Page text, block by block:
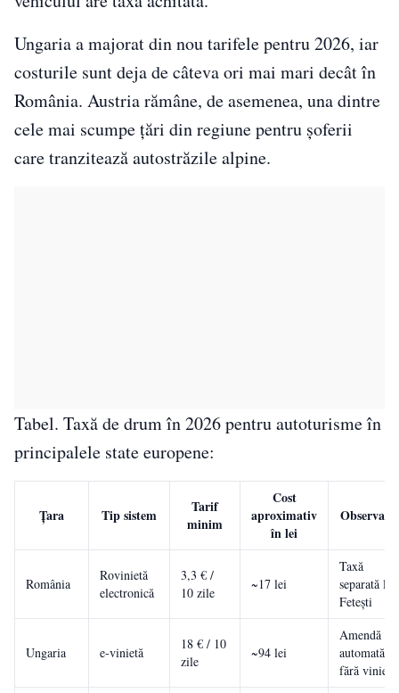
Ungaria a majorat din nou tarifele pentru 2026, iar
costurile sunt deja de câteva ori mai mari decât în
România. Austria rămâne, de asemenea, una dintre
cele mai scumpe țări din regiune pentru șoferii
care tranzitează autostrăzile alpine.
Tabel. Taxă de drum în 2026 pentru autoturisme în
principalele state europene:
Țara Tip sistem
Tarif
minim
Cost
aproximativ
în lei
Observații
România
Rovinietă
electronică
3,3 € /
10 zile
~17 lei
Taxă
separată la
Fetești
Ungaria e-vinietă
18 € / 10
zile
~94 lei
Amendă
automată
fără vinietă